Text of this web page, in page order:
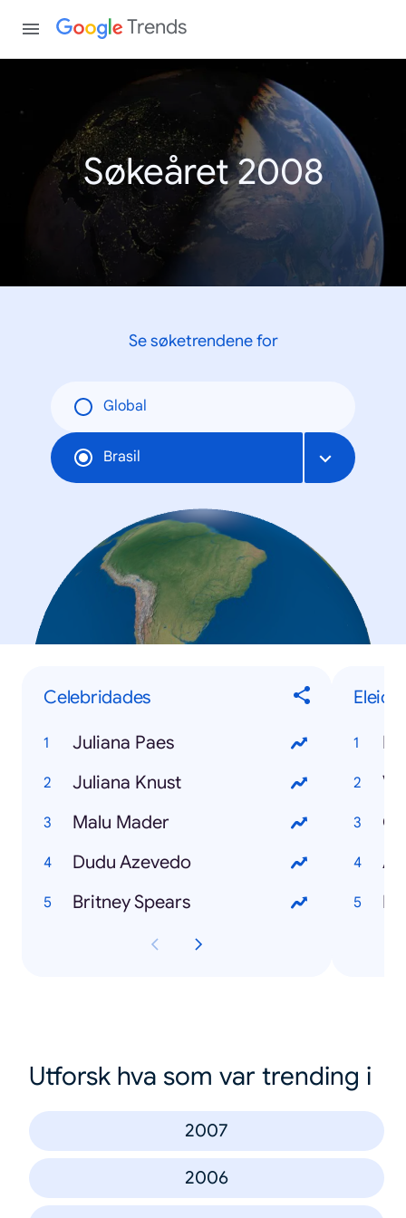
Trends
Søkeåret 2008
Se søketrendene for
Global
Brasil
Celebridades
Juliana Paes
Juliana Knust
Malu Mader
Dudu Azevedo
Britney Spears
Utforsk hva som var trending i
2007
2006